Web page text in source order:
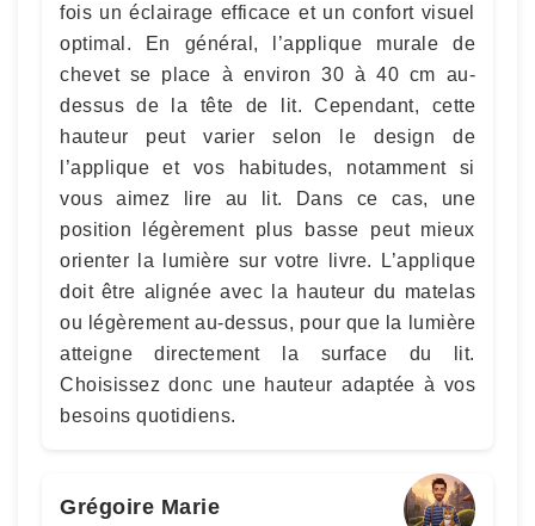
fois un éclairage efficace et un confort visuel
optimal. En général, l’applique murale de
chevet se place à environ 30 à 40 cm au-
dessus de la tête de lit. Cependant, cette
hauteur peut varier selon le design de
l’applique et vos habitudes, notamment si
vous aimez lire au lit. Dans ce cas, une
position légèrement plus basse peut mieux
orienter la lumière sur votre livre. L’applique
doit être alignée avec la hauteur du matelas
ou légèrement au-dessus, pour que la lumière
atteigne directement la surface du lit.
Choisissez donc une hauteur adaptée à vos
besoins quotidiens.
Grégoire Marie